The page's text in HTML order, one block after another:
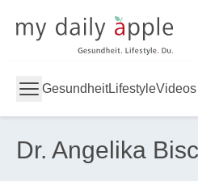
My Daily Apple
GesundheitLifestyleVideos
Dr. Angelika